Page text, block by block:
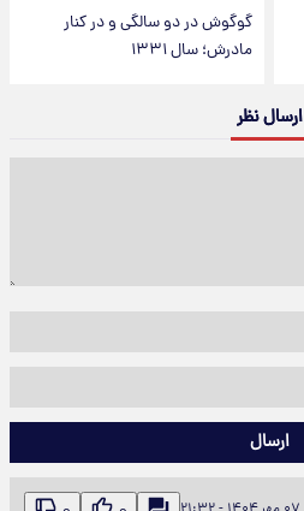
گوگوش در دو سالگی و در کنار
مادرش؛ سال ۱۳۳۱
ارسال نظر
ارسال